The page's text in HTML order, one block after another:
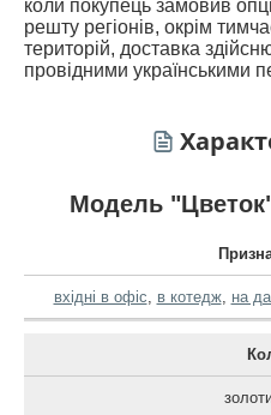
коли покупець замовив
решту регіонів, окрім
територій, доставка
провідними українськими
Модель
вхідні в офіс, в котедж, на